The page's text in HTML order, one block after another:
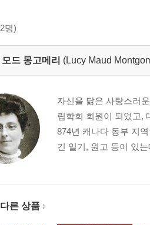
합 아가씨
획기적인 사건이 일어나다
시 준비반이 만들어지다
단이 발표되다
표회
여학생
보낸 겨울
명)
드 몽고메리 (Lucy Maud
자신을 닮은 사랑스러
립학회 회원이 되었고,
874년 캐나다 동부 지
긴 일기, 원고 등이 있
른 상품